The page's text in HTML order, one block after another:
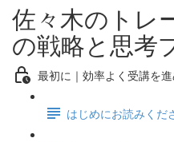
佐々木のトレ
の戦略と思考
最初に｜効率よく受講を
はじめにお読みくだ